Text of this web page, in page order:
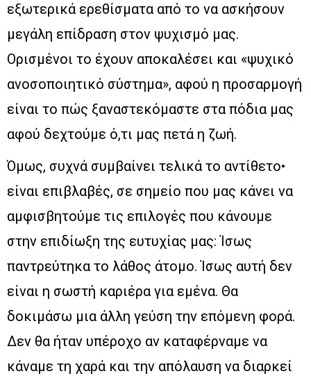
εξωτερικά ερεθίσματα από το να ασκήσουν
μεγάλη επίδραση στον ψυχισμό μας.
Ορισμένοι το έχουν αποκαλέσει και «ψυχικό
ανοσοποιητικό σύστημα», αφού η προσαρμογή
είναι το πώς ξαναστεκόμαστε στα πόδια μας
αφού δεχτούμε ό,τι μας πετά η ζωή.
Όμως, συχνά συμβαίνει τελικά το αντίθετο•
είναι επιβλαβές, σε σημείο που μας κάνει να
αμφισβητούμε τις επιλογές που κάνουμε
στην επιδίωξη της ευτυχίας μας: Ίσως
παντρεύτηκα το λάθος άτομο. Ίσως αυτή δεν
είναι η σωστή καριέρα για εμένα. Θα
δοκιμάσω μια άλλη γεύση την επόμενη φορά.
Δεν θα ήταν υπέροχο αν καταφέρναμε να
κάναμε τη χαρά και την απόλαυση να διαρκεί